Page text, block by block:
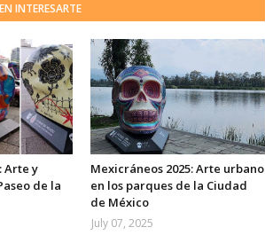
INTERESARTE
Arte y
de la
Mexicráneos 2025: Arte urbano
en los parques de la Ciudad
de México
July 07, 2025